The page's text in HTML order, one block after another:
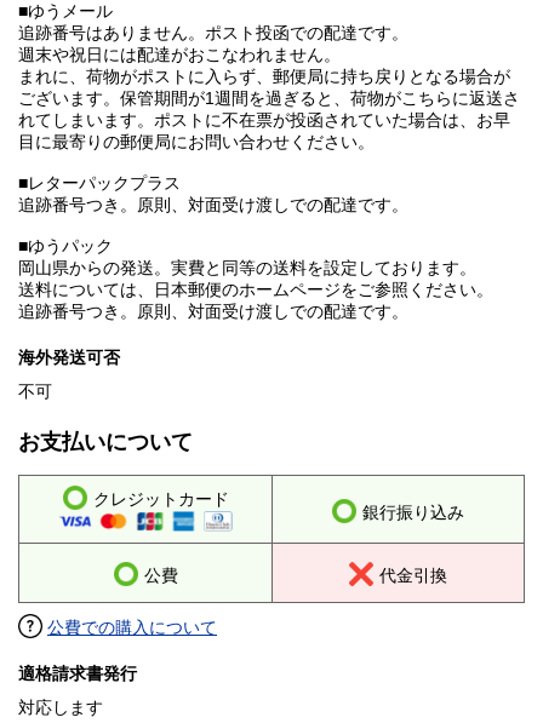
■ゆうメール
追跡番号はありません。ポスト投函での配達です。
週末や祝日には配達がおこなわれません。
まれに、荷物がポストに入らず、郵便局に持ち戻りとなる場合が
ございます。保管期間が1週間を過ぎると、荷物がこちらに返送さ
れてしまいます。ポストに不在票が投函されていた場合は、お早
目に最寄りの郵便局にお問い合わせください。
■レターパックプラス
追跡番号つき。原則、対面受け渡しでの配達です。
■ゆうパック
岡山県からの発送。実費と同等の送料を設定しております。
送料については、日本郵便のホームページをご参照ください。
追跡番号つき。原則、対面受け渡しでの配達です。
海外発送可否
不可
お支払いについて
クレジットカード
銀行振り込み
公費 代金引換
公費での購入について
適格請求書発行
対応します